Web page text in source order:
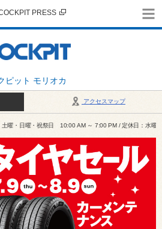
ピット モリオカ
PRESS
アクセスマップ
土曜・日曜・祝祭日 10:00 AM ～ 7:00 PM / 定休日：水曜